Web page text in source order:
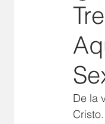
AMOR
De la
Cristo.